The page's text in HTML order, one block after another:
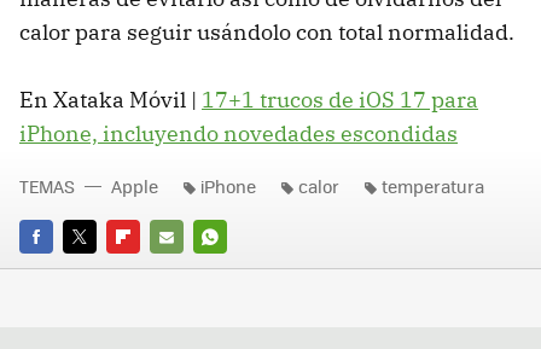
calor para seguir usándolo con total normalidad.
En Xataka Móvil | 17+1 trucos de iOS 17 para
iPhone, incluyendo novedades escondidas
FACEBOOK
TWITTERFLIPBOARD
E-
WHATSAPP
TEMAS Apple iPhone calor temperatura